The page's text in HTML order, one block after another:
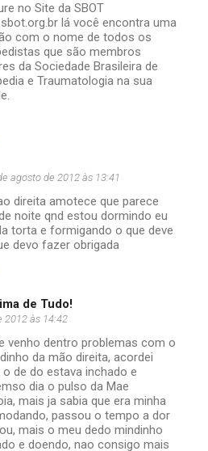
no Site da SBOT
lá você encontra uma
com o nome de todos os
que são membros
da Sociedade Brasileira de
e Traumatologia na sua
agosto de 2012 às 13:41
direita amotece que parece
noite qnd estou dormindo eu
torta e formigando o que deve
devo fazer obrigada
de Tudo!
2012 às 14:42
venho dentro problemas com o
da mão direita, acordei
de do estava inchado e
dia o pulso da Mae
mais ja sabia que era minha
passou o tempo a dor
mais o meu dedo mindinho
e doendo, nao consigo mais